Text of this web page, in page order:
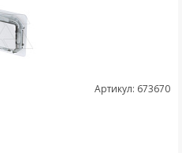
Артикул: 673670